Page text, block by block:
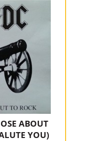
ABOUT
YOU)